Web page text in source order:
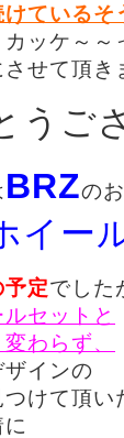
ているそ
ッケ～～
せて頂き
うご
BRZの
イー
定でした
セットと
わらず、
インの
けて頂い